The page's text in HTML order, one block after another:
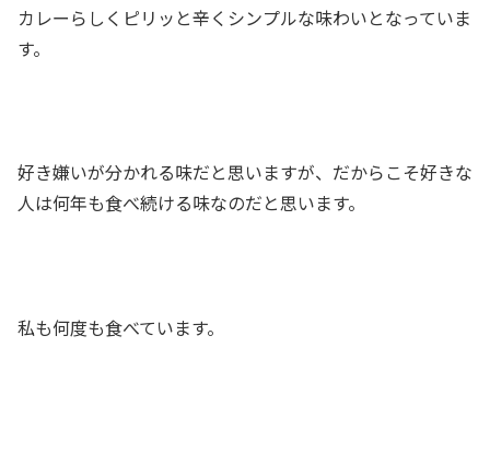
カレーらしくピリッと辛くシンプルな味わいとなっていま
す。
好き嫌いが分かれる味だと思いますが、だからこそ好きな
人は何年も食べ続ける味なのだと思います。
私も何度も食べています。